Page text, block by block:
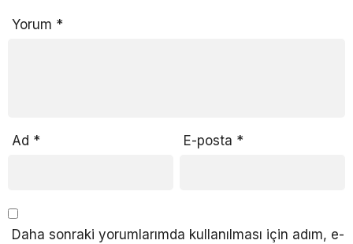
Yorum *
Ad * E-posta *
Daha sonraki yorumlarımda kullanılması için adım, e-